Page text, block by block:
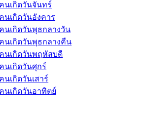
นเกิดวันจันทร์
นเกิดวันอังคาร
นเกิดวันพุธกลางวัน
นเกิดวันพุธกลางคืน
นเกิดวันพฤหัสบดี
นเกิดวันศุกร์
นเกิดวันเสาร์
นเกิดวันอาทิตย์